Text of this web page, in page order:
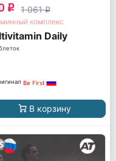
q 1 061q
комплекс
Daily
Be First
В корзину